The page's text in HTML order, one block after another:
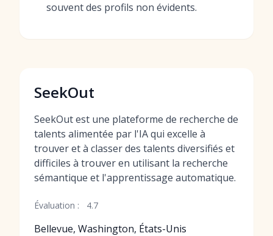
souvent des profils non évidents.
SeekOut
SeekOut est une plateforme de recherche de
talents alimentée par l'IA qui excelle à
trouver et à classer des talents diversifiés et
difficiles à trouver en utilisant la recherche
sémantique et l'apprentissage automatique.
Évaluation : 4.7
Bellevue, Washington, États-Unis